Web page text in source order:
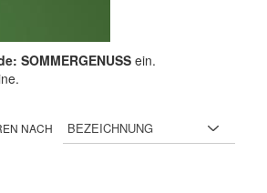
SOMMERGENUSSein.
NACH